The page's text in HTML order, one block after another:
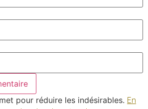
pour réduire les indésirables. En